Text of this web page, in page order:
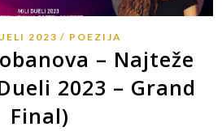
2023 POEZIJA
– Najteže
2023 – Grand
Final)